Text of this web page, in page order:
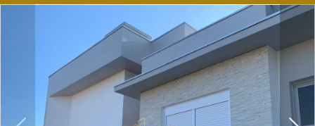
Simulador de financiamento
Negocie seu imóvel
Imóveis favoritos